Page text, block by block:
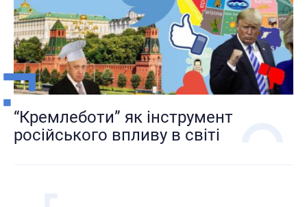
“Кремлеботи” як інструмент
російського впливу в світі